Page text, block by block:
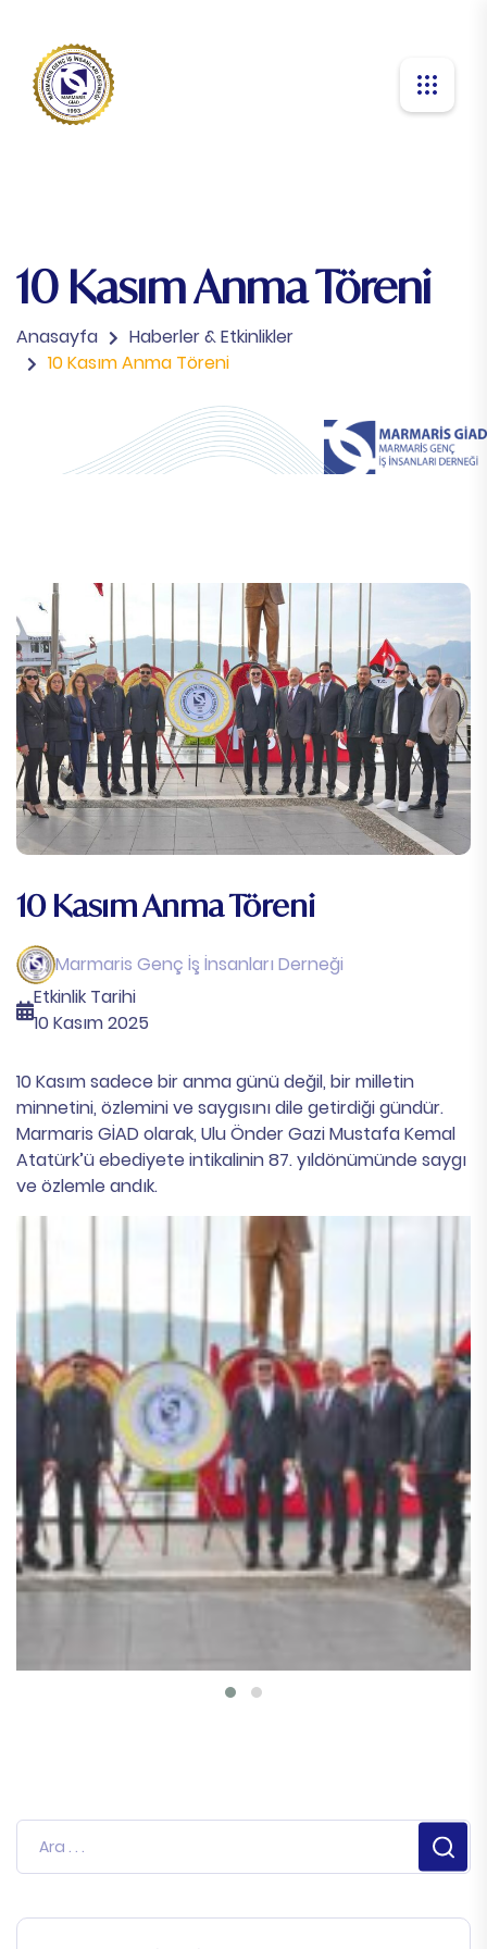
10 Kasım Anma Töreni
Anasayfa
Haberler & Etkinlikler
10 Kasım Anma Töreni
10 Kasım Anma Töreni
Marmaris Genç İş İnsanları Derneği
Etkinlik Tarihi
10 Kasım 2025
10 Kasım sadece bir anma günü değil, bir milletin
minnetini, özlemini ve saygısını dile getirdiği gündür.
Marmaris GİAD olarak, Ulu Önder Gazi Mustafa Kemal
Atatürk’ü ebediyete intikalinin 87. yıldönümünde saygı
ve özlemle andık.